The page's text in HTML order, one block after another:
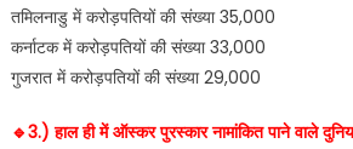
तमिलनाडु में करोड़पतियों की संख्या 35,000
कर्नाटक में करोड़पतियों की संख्या 33,000
गुजरात में करोड़पतियों की संख्या 29,000
🔹️3.) हाल ही में ऑस्कर पुरस्कार नामांकित पाने वाले